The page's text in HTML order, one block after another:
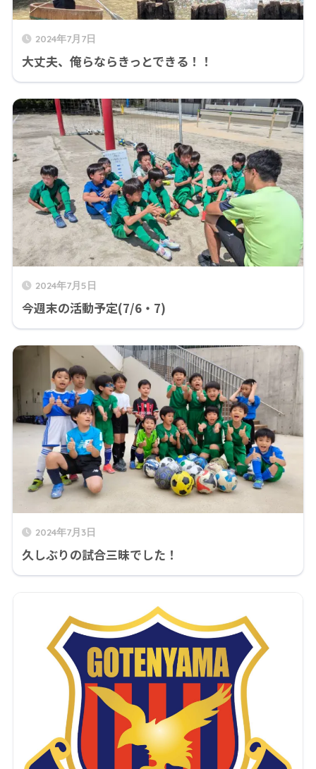
2024年7月7日
大丈夫、俺らならきっとできる！！
2024年7月5日
今週末の活動予定(7/6・7)
2024年7月3日
久しぶりの試合三昧でした！